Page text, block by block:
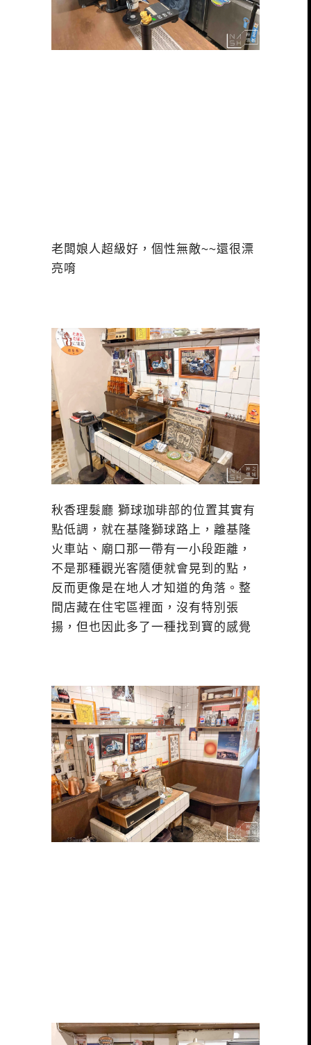
老闆娘人超級好，個性無敵~~還很漂
亮唷
秋香理髮廳 獅球珈琲部的位置其實有
點低調，就在基隆獅球路上，離基隆
火車站、廟口那一帶有一小段距離，
不是那種觀光客隨便就會晃到的點，
反而更像是在地人才知道的角落。整
間店藏在住宅區裡面，沒有特別張
揚，但也因此多了一種找到寶的感覺